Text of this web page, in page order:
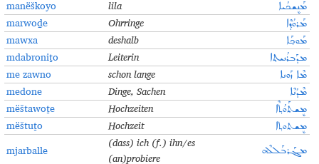
manëškoyo lila ܡܰܢܷܫܟܳܝܐ
marwoḏe Ohrringe ܡܰܪܘܳܕ݂ܶܐ
mawxa deshalb ܡܰܘܟ݂ܰܐ
mdabroniṯo Leiterin ܡܕܰܒܪܳܢܝܬ݂ܐ
me zawno schon lange ܡܶܐ ܙܰܘܢܐ
medone Dinge, Sachen ܡܶܕܳܢܶܐ
mëštawoṯe Hochzeiten ܡܷܫܬܰܘܳܬ݂ܶܐ
mëštuṯo Hochzeit ܡܷܫܬܘܬ݂ܐ
mjarballe
(dass) ich (f.) ihn/es
(an)probiere
ܡܔܰܪܒܰܠܠܶܗ